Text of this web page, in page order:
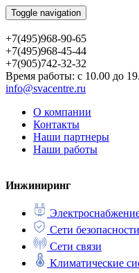
Toggle navigation
+7(495)968-90-65
+7(495)968-45-44
+7(905)742-32-32
Время работы: с 10.00 до
info@svacentre.ru
О компании
Контакты
Наши партнеры
Наши работы
Инжиниринг
Сети безопасности
Сети связи
Климатические